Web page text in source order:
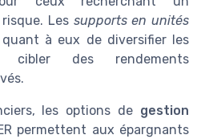
Les supports en unités
à eux de diversifier les
des rendements
les options de gestion
permettent aux épargnants